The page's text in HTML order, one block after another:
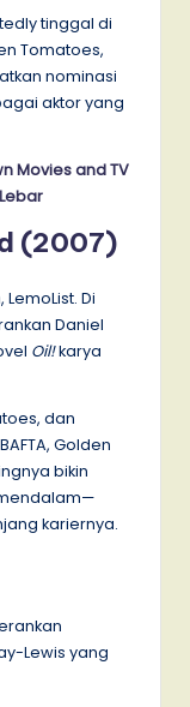
tinggal di
Tomatoes,
nominasi
aktor yang
Movies and TV
(2007)
Di
Daniel
Oil!karya
dan
Golden
bikin
kariernya.
Lewis yang